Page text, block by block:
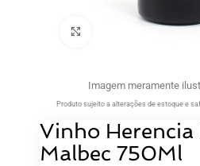
Clique para ampliar
Imagem meramente
Produto sujeito a alterações de estoque e
Vinho Herencia
Malbec 750Ml